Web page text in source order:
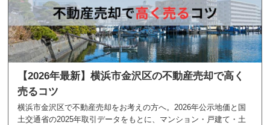
【2026年最新】横浜市金沢区の不動産売却で高く
売るコツ
横浜市金沢区で不動産売却をお考えの方へ。2026年公示地価と国
土交通省の2025年取引データをもとに、マンション・戸建て・土